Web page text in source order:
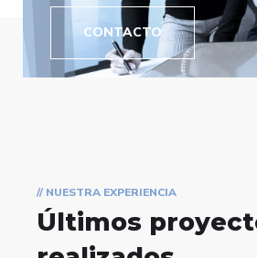
CONTACTO
// NUESTRA EXPERIENCIA
Últimos